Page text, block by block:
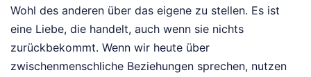
Wohl des anderen über das eigene zu stellen. Es ist
eine Liebe, die handelt, auch wenn sie nichts
zurückbekommt. Wenn wir heute über
zwischenmenschliche Beziehungen sprechen, nutzen